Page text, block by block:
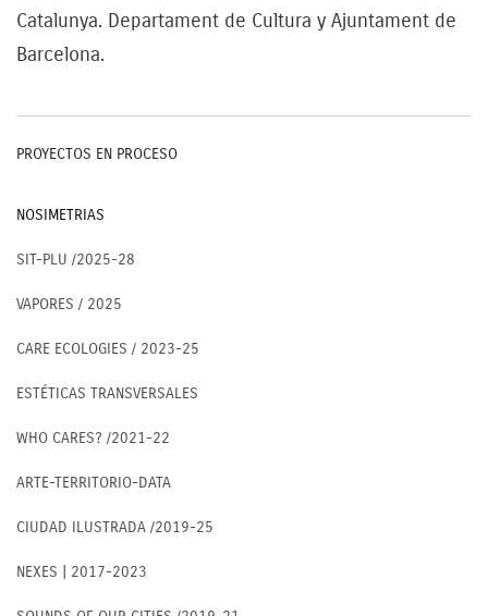
Catalunya. Departament de Cultura y Ajuntament de
Barcelona.
PROYECTOS EN PROCESO
NOSIMETRIAS
SIT-PLU /2025-28
VAPORES / 2025
CARE ECOLOGIES / 2023-25
ESTÉTICAS TRANSVERSALES
WHO CARES? /2021-22
ARTE-TERRITORIO-DATA
CIUDAD ILUSTRADA /2019-25
NEXES | 2017-2023